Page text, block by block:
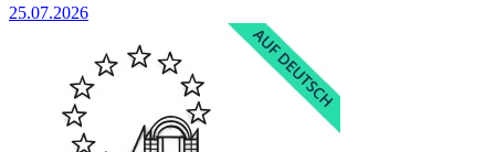
25.07.2026